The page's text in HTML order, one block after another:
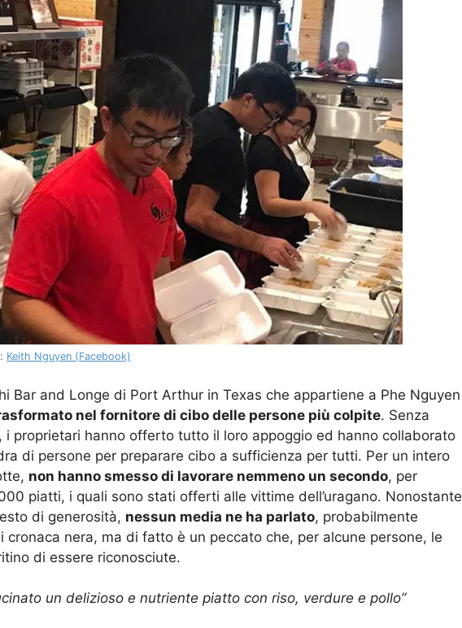
Keith Nguyen (Facebook)
Bar and Longe di Port Arthur in Texas che appartiene a Phe Nguyen
nel fornitore di cibo delle persone più colpite. Senza
i proprietari hanno offerto tutto il loro appoggio ed hanno collaborato
di persone per preparare cibo a sufficienza per tutti. Per un intero
non hanno smesso di lavorare nemmeno un secondo, per
piatti, i quali sono stati offerti alle vittime dell’uragano. Nonostante
di generosità, nessun media ne ha parlato, probabilmente
cronaca nera, ma di fatto è un peccato che, per alcune persone, le
di essere riconosciute.
un delizioso e nutriente piatto con riso, verdure e pollo”